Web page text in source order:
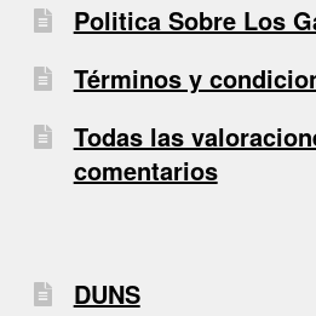
Politica Sobre Los
Términos y
Todas las
comentarios
DUNS